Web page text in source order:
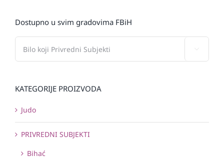
Dostupno u svim gradovima FBiH
KATEGORIJE PROIZVODA
Judo
PRIVREDNI SUBJEKTI
Bihać